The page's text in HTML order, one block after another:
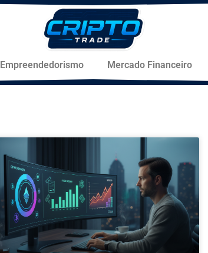
Empreendedorismo Mercado Financeiro